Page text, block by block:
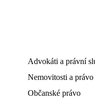
Advokáti a právní
Nemovitosti a právo
Občanské právo